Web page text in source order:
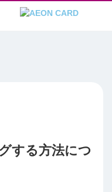
する方法につ